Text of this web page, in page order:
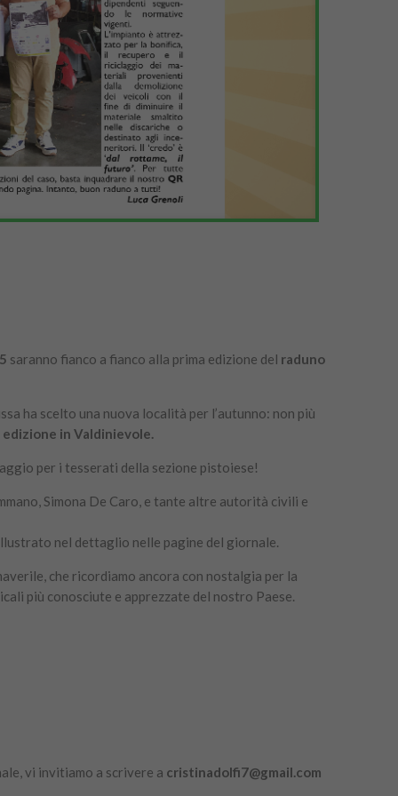
saranno fianco a fianco alla prima edizione del raduno
ha scelto una nuova località per l’autunno: non più
edizione in Valdinievole.
per i tesserati della sezione pistoiese!
Simona De Caro, e tante altre autorità civili e
nel dettaglio nelle pagine del giornale.
che ricordiamo ancora con nostalgia per la
più conosciute e apprezzate del nostro Paese.
vi invitiamo a scrivere a cristinadolfi7@gmail.com